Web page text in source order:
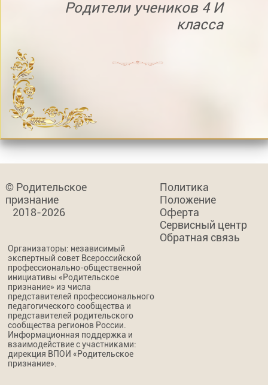
Родители учеников 4 И
класса
© Родительское
признание
2018-2026
Политика
Положение
Оферта
Сервисный центр
Обратная связь
Организаторы: независимый
экспертный совет Всероссийской
профессионально-общественной
инициативы «Родительское
признание» из числа
представителей профессионального
педагогического сообщества и
представителей родительского
сообщества регионов России.
Информационная поддержка и
взаимодействие с участниками:
дирекция ВПОИ «Родительское
признание».